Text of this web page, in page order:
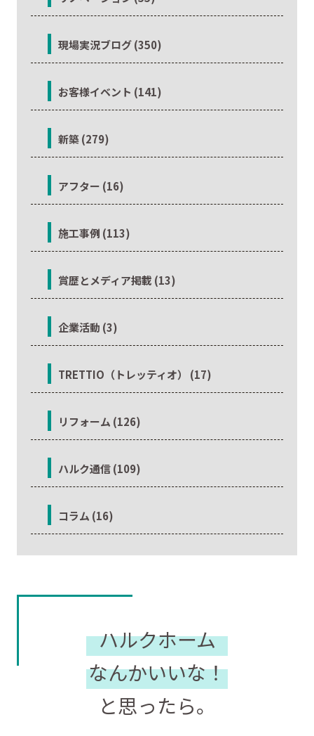
現場実況ブログ (350)
お客様イベント (141)
新築 (279)
アフター (16)
施工事例 (113)
賞歴とメディア掲載 (13)
企業活動 (3)
TRETTIO（トレッティオ） (17)
リフォーム (126)
ハルク通信 (109)
コラム (16)
ハルクホーム
なんかいいな！
と思ったら。